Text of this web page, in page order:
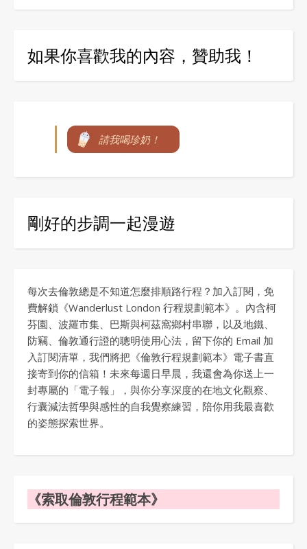
如果你喜歡我的內容，贊助我！
請我喝珍奶！
剛好的步調一起漫遊
每次去倫敦總是不知道怎麼排順路行程？加入訂閱，免
費解鎖《Wanderlust London 行程規劃範本》。內含柯
芬園、波羅市集、巴斯與柯茲窩鄉村串聯，以及地鐵、
防竊、倫敦通行證的聰明使用心法，留下你的 Email 加
入訂閱清單，我們將把《倫敦行程規劃範本》電子書直
接寄到你的信箱！未來每週日早晨，我還會為你送上一
封專屬的「電子報」，與你分享深度的在地文化觀察、
行囊減法哲學與感性的自我覺察練習，陪你用我最喜歡
的姿態探索世界。
《索取倫敦行程範本》